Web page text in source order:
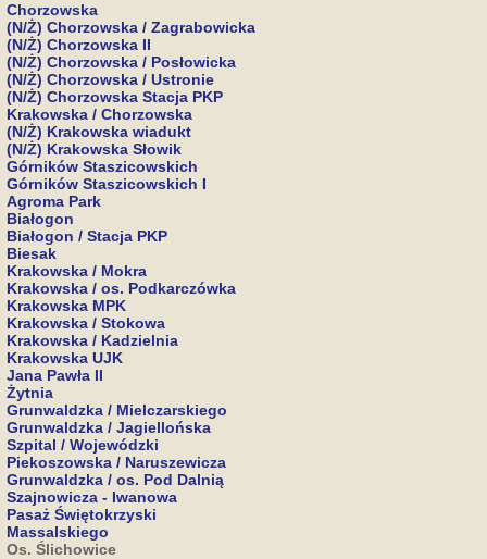
Chorzowska
(N/Ż) Chorzowska / Zagrabowicka
(N/Ż) Chorzowska II
(N/Ż) Chorzowska / Posłowicka
(N/Ż) Chorzowska / Ustronie
(N/Ż) Chorzowska Stacja PKP
Krakowska / Chorzowska
(N/Ż) Krakowska wiadukt
(N/Ż) Krakowska Słowik
Górników Staszicowskich
Górników Staszicowskich I
Agroma Park
Białogon
Białogon / Stacja PKP
Biesak
Krakowska / Mokra
Krakowska / os. Podkarczówka
Krakowska MPK
Krakowska / Stokowa
Krakowska / Kadzielnia
Krakowska UJK
Jana Pawła II
Żytnia
Grunwaldzka / Mielczarskiego
Grunwaldzka / Jagiellońska
Szpital / Wojewódzki
Piekoszowska / Naruszewicza
Grunwaldzka / os. Pod Dalnią
Szajnowicza - Iwanowa
Pasaż Świętokrzyski
Massalskiego
Os. Ślichowice